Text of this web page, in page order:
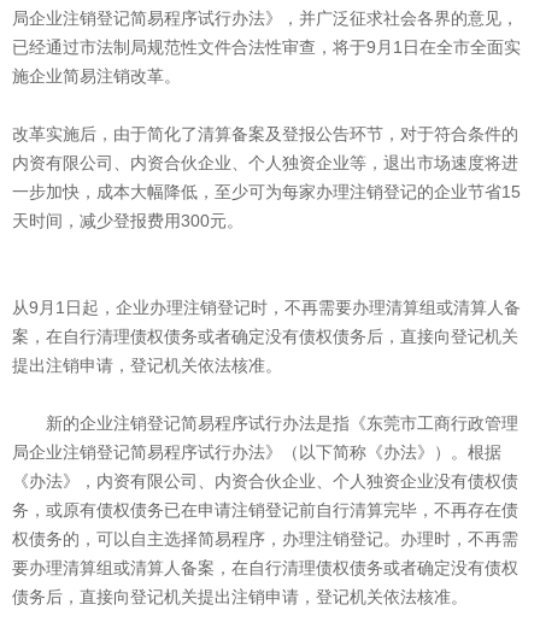
局企业注销登记简易程序试行办法》，并广泛征求社会各界的意见，
已经通过市法制局规范性文件合法性审查，将于9月1日在全市全面实
施企业简易注销改革。
改革实施后，由于简化了清算备案及登报公告环节，对于符合条件的
内资有限公司、内资合伙企业、个人独资企业等，退出市场速度将进
一步加快，成本大幅降低，至少可为每家办理注销登记的企业节省15
天时间，减少登报费用300元。
从9月1日起，企业办理注销登记时，不再需要办理清算组或清算人备
案，在自行清理债权债务或者确定没有债权债务后，直接向登记机关
提出注销申请，登记机关依法核准。
新的企业注销登记简易程序试行办法是指《东莞市工商行政管理
局企业注销登记简易程序试行办法》（以下简称《办法》）。根据
《办法》，内资有限公司、内资合伙企业、个人独资企业没有债权债
务，或原有债权债务已在申请注销登记前自行清算完毕，不再存在债
权债务的，可以自主选择简易程序，办理注销登记。办理时，不再需
要办理清算组或清算人备案，在自行清理债权债务或者确定没有债权
债务后，直接向登记机关提出注销申请，登记机关依法核准。